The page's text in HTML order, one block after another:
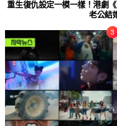
重生復仇設定一模一樣！港劇
老公結